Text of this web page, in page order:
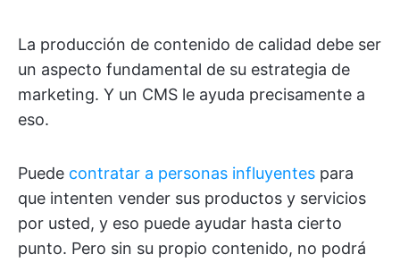
La producción de contenido de calidad debe ser
un aspecto fundamental de su estrategia de
marketing. Y un CMS le ayuda precisamente a
eso.
Puede contratar a personas influyentes para
que intenten vender sus productos y servicios
por usted, y eso puede ayudar hasta cierto
punto. Pero sin su propio contenido, no podrá